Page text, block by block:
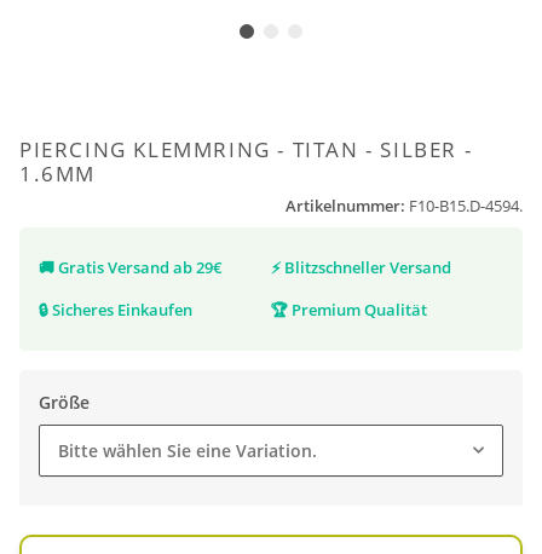
PIERCING KLEMMRING - TITAN - SILBER -
1.6MM
Artikelnummer: F10-B15.D-4594.
🚚Gratis Versand ab 29€ ⚡ Blitzschneller Versand
🔒Sicheres Einkaufen 🏆 Premium Qualität
Größe
Bitte wählen Sie eine Variation.